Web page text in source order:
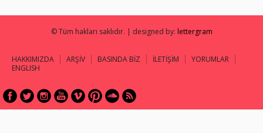
© Tüm hakları saklıdır. | designed by: lettergram
HAKKIMIZDA ARŞİV BASINDA BİZ İLETİŞİM
YORUMLAR
ENGLISH